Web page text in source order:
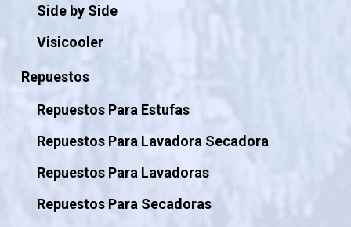
Side by Side
Visicooler
Repuestos
Repuestos Para Estufas
Repuestos Para Lavadora Secadora
Repuestos Para Lavadoras
Repuestos Para Secadoras